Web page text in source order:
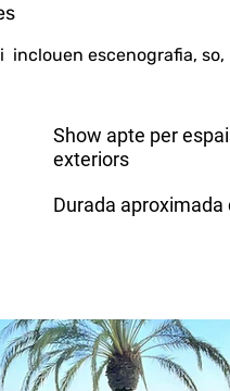
escenografia, so,
Show apte per
exteriors
Durada aproximada